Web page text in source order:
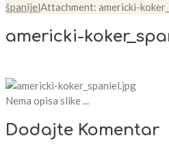
španijelAttachment: americki-
americki-
Nema opisa slike ...
Dodajte Komentar